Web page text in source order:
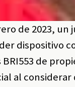
de 2023,
dispositivo
de
al